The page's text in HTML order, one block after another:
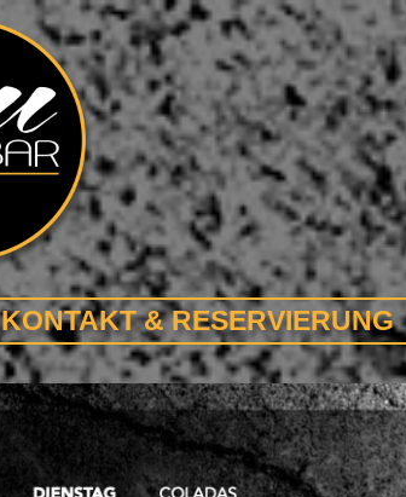
KONTAKT & RESERVIERUNG